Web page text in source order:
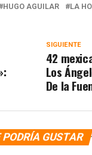
HUGO AGUILAR LA
SIGUIENTE
42
Los
De la
PODRÍA GUSTAR